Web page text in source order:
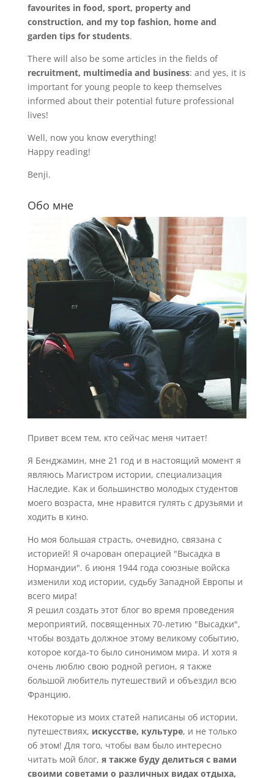
favourites in food, sport, property and
construction, and my top fashion, home and
garden tips for students.
There will also be some articles in the fields of
recruitment, multimedia and business: and yes, it is
important for young people to keep themselves
informed about their potential future professional
lives!
Well, now you know everything!
Happy reading!
Benji.
Обо мне
Привет всем тем, кто сейчас меня читает!
Я Бенджамин, мне 21 год и в настоящий момент я
являюсь Магистром истории, специализация
Наследие. Как и большинство молодых студентов
моего возраста, мне нравится гулять с друзьями и
ходить в кино.
Но моя большая страсть, очевидно, связана с
историей! Я очарован операцией "Высадка в
Нормандии". 6 июня 1944 года союзные войска
изменили ход истории, судьбу Западной Европы и
всего мира!
Я решил создать этот блог во время проведения
мероприятий, посвященных 70-летию "Высадки",
чтобы воздать должное этому великому событию,
которое когда-то было синонимом мира. И хотя я
очень люблю свою родной регион, я также
большой любитель путешествий и объездил всю
Францию.
Некоторые из моих статей написаны об истории,
путешествиях, искусстве, культуре, и не только
об этом! Для того, чтобы вам было интересно
читать мой блог, я также буду делиться с вами
своими советами о различных видах отдыха,